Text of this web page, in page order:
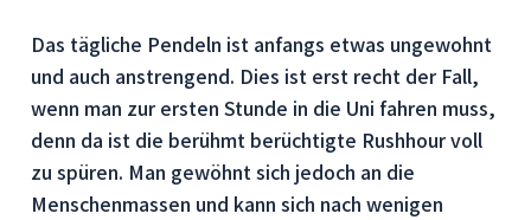
Das tägliche Pendeln ist anfangs etwas ungewohnt
und auch anstrengend. Dies ist erst recht der Fall,
wenn man zur ersten Stunde in die Uni fahren muss,
denn da ist die berühmt berüchtigte Rushhour voll
zu spüren. Man gewöhnt sich jedoch an die
Menschenmassen und kann sich nach wenigen